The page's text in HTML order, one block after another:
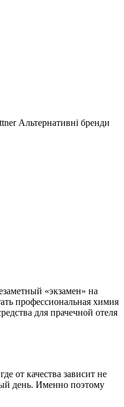
Альтернативні бренди
«экзамен» на
профессиональная химия
для прачечной отеля
от качества зависит не
день. Именно поэтому